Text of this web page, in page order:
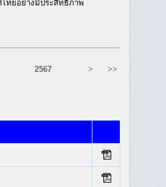
ไทยอย่างมีประสิทธิภาพ
2567 > >>